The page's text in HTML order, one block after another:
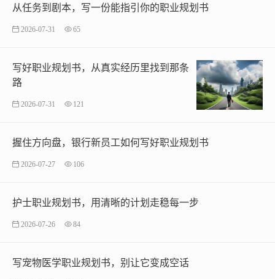
从任务到剧本，写一份能指引你的职业规划书
2026-07-31 65
写好职业规划书，从真实经历里找到那条
路
2026-07-31 121
握住方向盘，银行新员工如何写好职业规划书
2026-07-27 106
护士职业规划书，用清晰的计划走稳每一步
2026-07-26 84
写宠物医学职业规划书，别让它变成空话